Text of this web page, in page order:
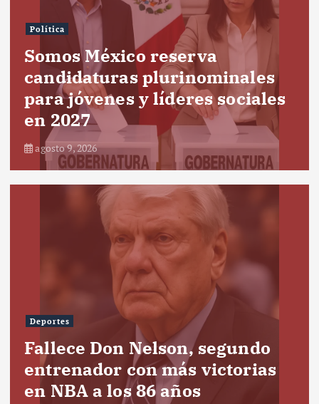
Política
Somos México reserva
candidaturas plurinominales
para jóvenes y líderes sociales
en 2027
agosto 9, 2026
Deportes
Fallece Don Nelson, segundo
entrenador con más victorias
en NBA a los 86 años